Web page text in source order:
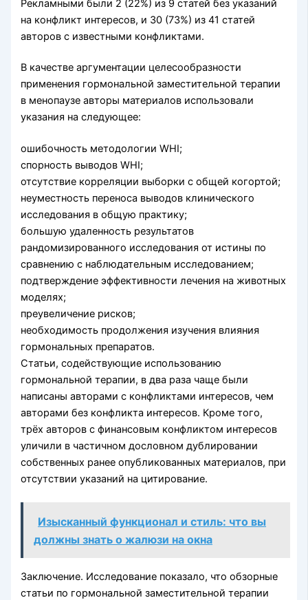
Рекламными были 2 (22%) из 9 статей без указаний
на конфликт интересов, и 30 (73%) из 41 статей
авторов с известными конфликтами.
В качестве аргументации целесообразности
применения гормональной заместительной терапии
в менопаузе авторы материалов использовали
указания на следующее:
ошибочность методологии WHI;
спорность выводов WHI;
отсутствие корреляции выборки с общей когортой;
неуместность переноса выводов клинического
исследования в общую практику;
большую удаленность результатов
рандомизированного исследования от истины по
сравнению с наблюдательным исследованием;
подтверждение эффективности лечения на животных
моделях;
преувеличение рисков;
необходимость продолжения изучения влияния
гормональных препаратов.
Статьи, содействующие использованию
гормональной терапии, в два раза чаще были
написаны авторами с конфликтами интересов, чем
авторами без конфликта интересов. Кроме того,
трёх авторов с финансовым конфликтом интересов
уличили в частичном дословном дублировании
собственных ранее опубликованных материалов, при
отсутствии указаний на цитирование.
Изысканный функционал и стиль: что вы
должны знать о жалюзи на окна
Заключение. Исследование показало, что обзорные
статьи по гормональной заместительной терапии